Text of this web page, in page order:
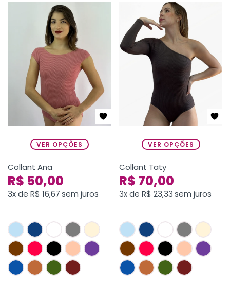
VER OPÇÕES
Collant Ana
R$ 50,00
3x de R$ 16,67sem juros
VER OPÇÕES
Collant Taty
R$ 70,00
3x de R$ 23,33sem juros